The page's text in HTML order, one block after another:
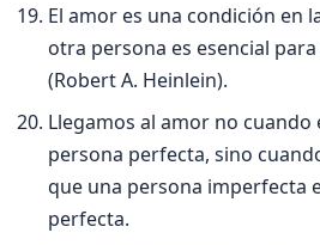
El amor es una condición en
otra persona es esencial
(Robert A. Heinlein).
Llegamos al amor no cuando
persona perfecta, sino
que una persona imperfecta
perfecta.